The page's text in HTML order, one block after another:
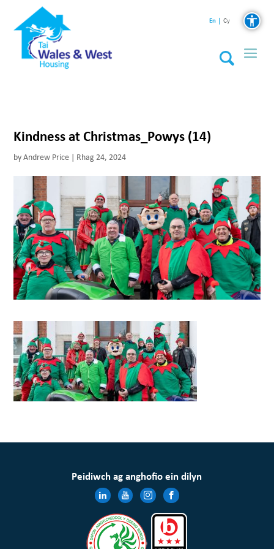
En Cy
Kindness at Christmas_Powys (14)
byAndrew Price | Rhag 24, 2024
Peidiwch ag anghofio ein dilyn